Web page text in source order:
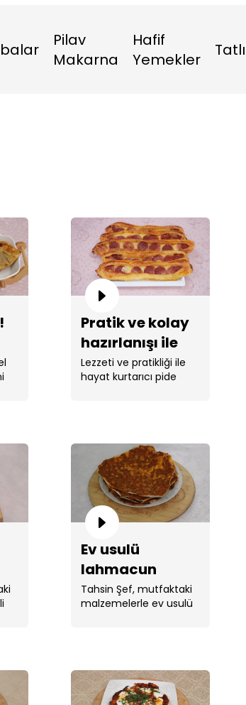
Pilav
Makarna
Hafif
Yemekler
Pratik ve kolay
hazırlanışı ile
sucuklu kaşarlı
pide tarifi!
Lezzeti ve pratikliği ile
hayat kurtarıcı pide
Ev usulü
lahmacun
tarifi!
Tahsin Şef, mutfaktaki
malzemelerle ev usulü